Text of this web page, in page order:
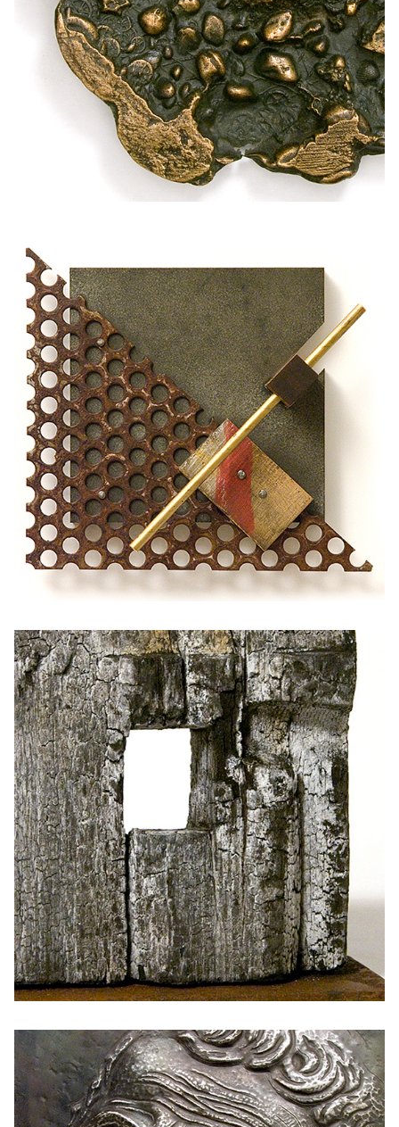
PLAKETTEK
DOMBORMŰ, SÍKPLASZTIKA
KISPLASZTIKA, SZOBOR